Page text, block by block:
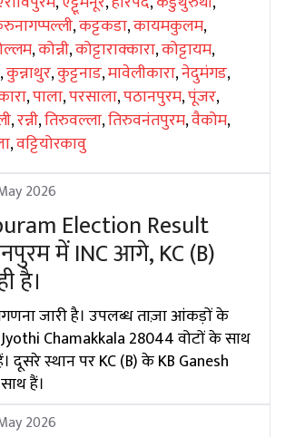
,कट्टकडा,कायमकुलम,
,कोन्नी,कोट्टाराक्कारा,कोट्टायम,
,कुन्नाथुर,कुट्टनाड,मावेलीकारा,नेदुमंगड,
,पाला,परसाला,पठानपुरम,पूंजर,
,रन्नी,तिरुवल्ला,तिरुवनंतपुरम,वैकोम,
,वट्टियोरकावु
2026
Election Result
में INC आगे, KC (B)
है।
जारी है। उपलब्ध ताज़ा आंकड़ों के
Chamakkala 28044 वोटों के साथ
दूसरे स्थान पर KC (B) के KB Ganesh
हैं।
2026